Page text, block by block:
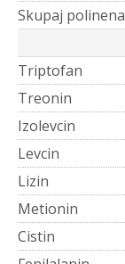
Skupaj
Triptofan
Treonin
Izolevcin
Levcin
Lizin
Metionin
Cistin